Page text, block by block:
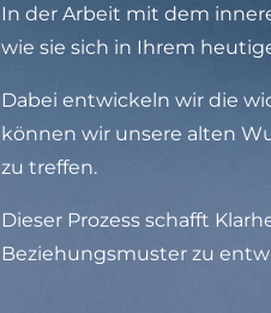
In der Arbeit mit dem
wie sie sich in Ihrem
Dabei entwickeln wir die
können wir unsere alten
zu treffen.
Dieser Prozess schafft
Beziehungsmuster zu